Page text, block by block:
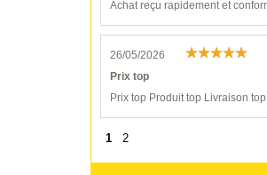
Achat reçu rapidement et
26/05/2026
Prix top
Prix top Produit top Livraison top
1 2